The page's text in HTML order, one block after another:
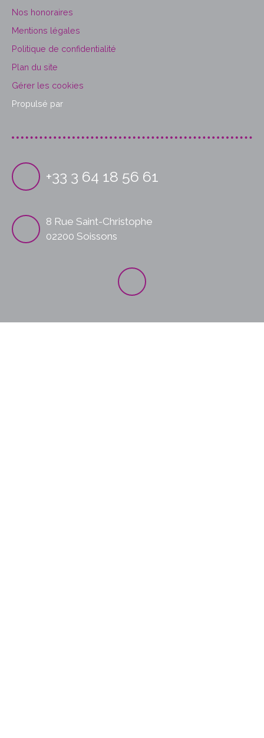
Nos honoraires
Mentions légales
Politique de confidentialité
Plan du site
Gérer les cookies
Propulsé par
+33 3 64 18 56 61
8 Rue Saint-Christophe
02200 Soissons